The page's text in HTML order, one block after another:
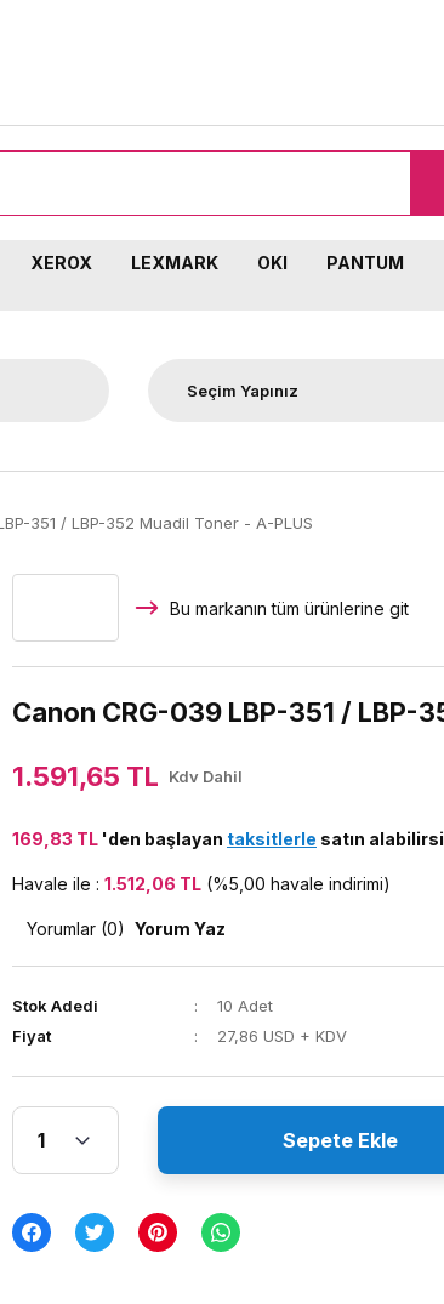
XEROX LEXMARK OKI PANTUM
351 / LBP-352 Muadil Toner - A-PLUS
Bu markanın tüm ürünlerine git
Canon CRG-039 LBP-351 / LBP-
1.591,65 TL Kdv Dahil
169,83 TL 'den başlayan taksitlerle satın
Havale ile : 1.512,06 TL (%5,00 havale indirimi)
Yorumlar (0) Yorum Yaz
Stok Adedi
10 Adet
Fiyat
27,86 USD + KDV
Sepete Ekle